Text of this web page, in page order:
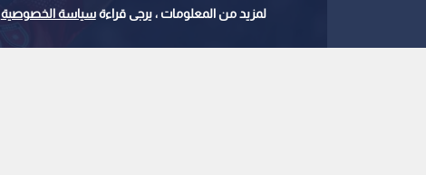
لمزيد من المعلومات ، يرجى قراءةسياسة الخصوصية